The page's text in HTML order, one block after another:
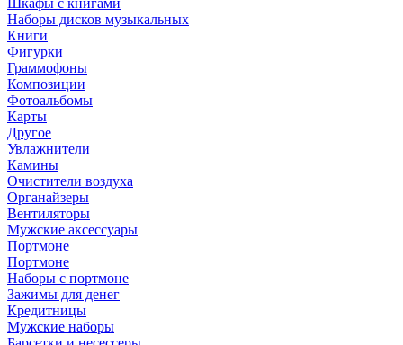
Шкафы с книгами
Наборы дисков музыкальных
Книги
Фигурки
Граммофоны
Композиции
Фотоальбомы
Карты
Другое
Увлажнители
Камины
Очистители воздуха
Органайзеры
Вентиляторы
Мужские аксессуары
Портмоне
Портмоне
Наборы с портмоне
Зажимы для денег
Кредитницы
Мужские наборы